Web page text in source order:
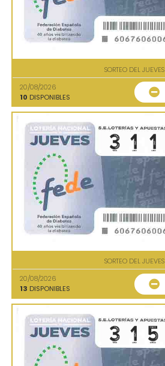
SORTEO DEL JUEVES
20/08/2026
10 DISPONIBLES
SORTEO DEL JUEVES
20/08/2026
13 DISPONIBLES